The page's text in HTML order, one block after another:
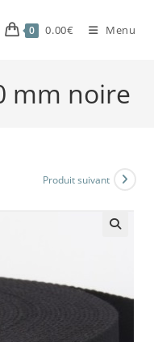
0 0.00€ Menu
mm noire
Produit suivant